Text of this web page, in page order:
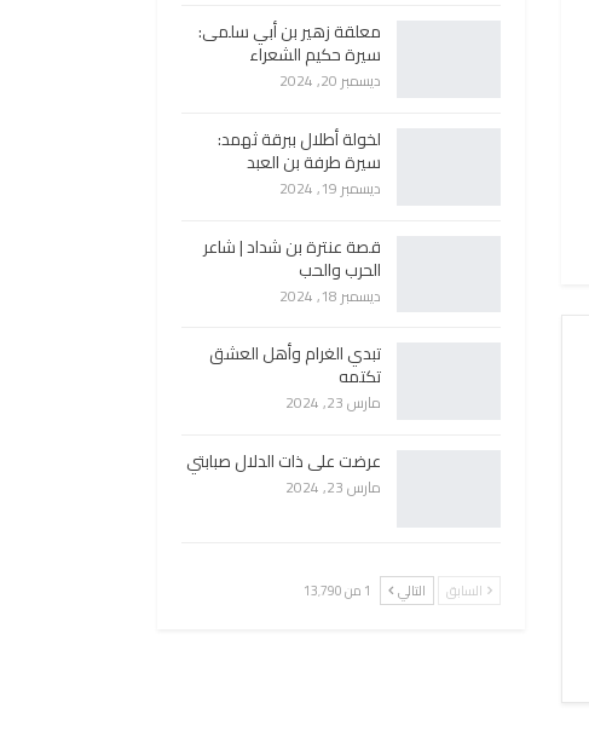
معلقة زهير بن أبي سلمى:
سيرة حكيم الشعراء
ديسمبر 20, 2024
لخولة أطلال ببرقة ثهمد:
سيرة طرفة بن العبد
ديسمبر 19, 2024
قصة عنترة بن شداد | شاعر
الحرب والحب
ديسمبر 18, 2024
تبدي الغرام وأهل العشق
تكتمه
مارس 23, 2024
عرضت على ذات الدلال صبابتي
مارس 23, 2024
السابق التالي 1 من 13٬790